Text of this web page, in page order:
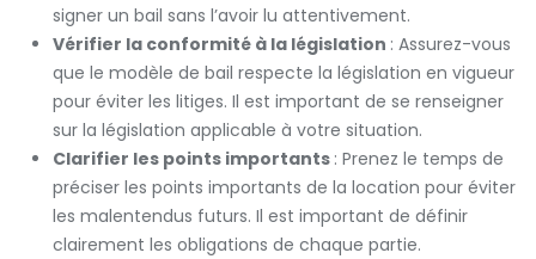
signer un bail sans l’avoir lu attentivement.
Vérifier la conformité à la législation : Assurez-vous
que le modèle de bail respecte la législation en vigueur
pour éviter les litiges. Il est important de se renseigner
sur la législation applicable à votre situation.
Clarifier les points importants : Prenez le temps de
préciser les points importants de la location pour éviter
les malentendus futurs. Il est important de définir
clairement les obligations de chaque partie.